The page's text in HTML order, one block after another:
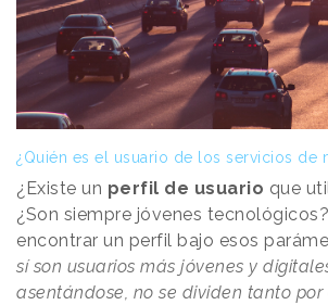
¿Quién es el usuario de los servicios de
¿Existe un perfil de usuario que
¿Son siempre jóvenes
encontrar un perfil bajo esos
sí son usuarios más jóvenes y
asentándose, no se dividen tanto